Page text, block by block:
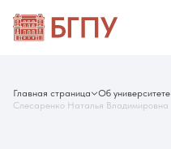
Главная страница Об университете
Слесаренко Наталья Владимировна